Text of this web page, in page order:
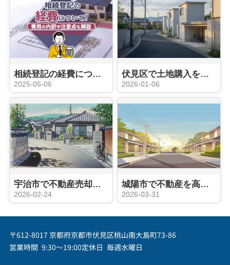
相続登記の経費について！費用の内訳や注意点も解説
2025-05-06
伏見区で土地購入を検討中の方必見！注文住宅で叶える理想の住まい作りのポイント
2026-01-06
宇治市で不動産売却の費用はどれくらい？高値を目指すための準備も紹介
2026-02-24
城陽市で不動産を高く売るコツは？売却のポイントも押さえよう
2026-03-31
〒612-8017 京都府京都市伏見区桃山南大島町73-86
営業時間 9:30～19:00定休日 毎週水曜日